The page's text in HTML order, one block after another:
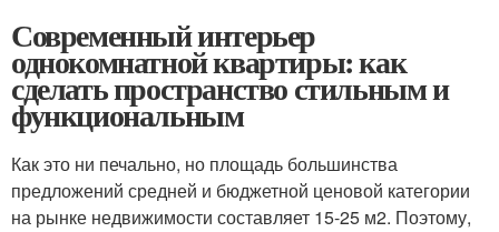
Современный интерьер
однокомнатной квартиры: как
сделать пространство стильным и
функциональным
Как это ни печально, но площадь большинства
предложений средней и бюджетной ценовой категории
на рынке недвижимости составляет 15-25 м2. Поэтому,